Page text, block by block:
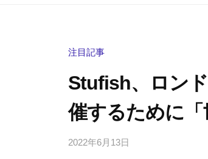
注目記事
Stufish、ロン
催するために
2022年6月13日